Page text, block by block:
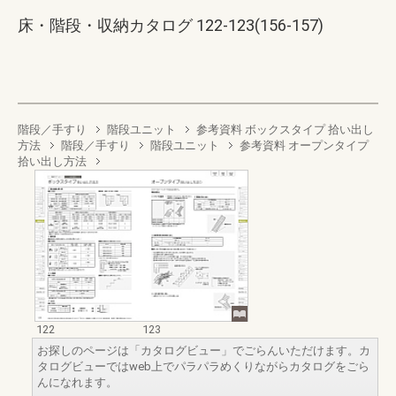
床・階段・収納カタログ 122-123(156-157)
階段／手すり 階段ユニット
参考資料 ボックスタイプ 拾い出し
方法
階段／手すり 階段ユニット
参考資料 オープンタイプ
拾い出し方法
122
123
お探しのページは「カタログビュー」でごらんいただけます。カ
タログビューではweb上でパラパラめくりながらカタログをごら
んになれます。